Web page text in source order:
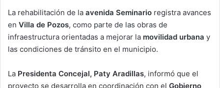
La rehabilitación de la avenida Seminario registra avances
en Villa de Pozos, como parte de las obras de
infraestructura orientadas a mejorar la movilidad urbana y
las condiciones de tránsito en el municipio.
La Presidenta Concejal, Paty Aradillas, informó que el
proyecto se desarrolla en coordinación con el Gobierno